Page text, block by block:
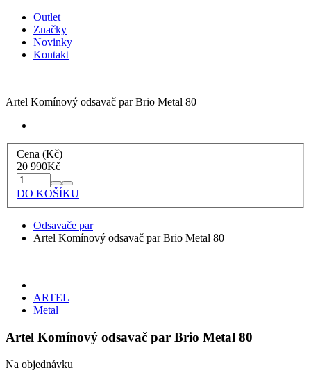
Outlet
Značky
Novinky
Kontakt
Artel Komínový odsavač par Brio Metal 80
Cena (Kč)
20 990Kč
DO KOŠÍKU
Odsavače par
Artel Komínový odsavač par Brio Metal 80
ARTEL
Metal
Artel Komínový odsavač par Brio Metal 80
Na objednávku